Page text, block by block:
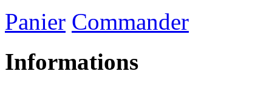
Panier Commander
Informations